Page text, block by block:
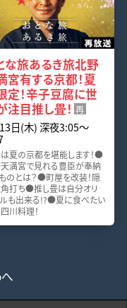
な旅あるき旅北野
宮有する京都！夏
定！辛子豆腐に世
注目推し畳！ 再
日(木) 深夜3:05〜
夏の京都を堪能します！●
満宮で見れる豊臣が奉納
のとは？●町屋を改装！隠
打ち●推し畳は自分オリ
も出来る!?●夏に食べたい
川料理！